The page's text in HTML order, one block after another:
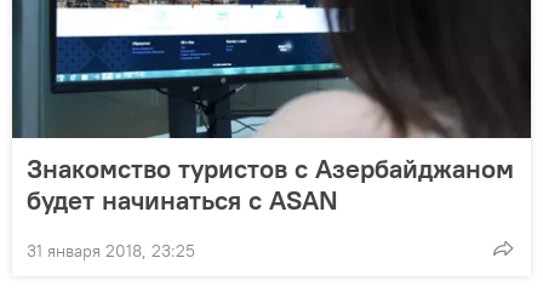
Знакомство туристов с Азербайджаном
будет начинаться с ASAN
31 января 2018, 23:25